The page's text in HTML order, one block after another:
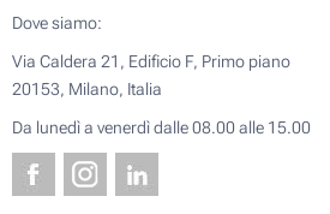
Dove siamo:
Via Caldera 21, Edificio F, Primo piano
20153, Milano, Italia
Da lunedì a venerdì dalle 08.00 alle 15.00